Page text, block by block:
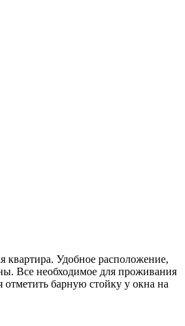
квартира. Удобное расположение,
Все необходимое для проживания
отметить барную стойку у окна на